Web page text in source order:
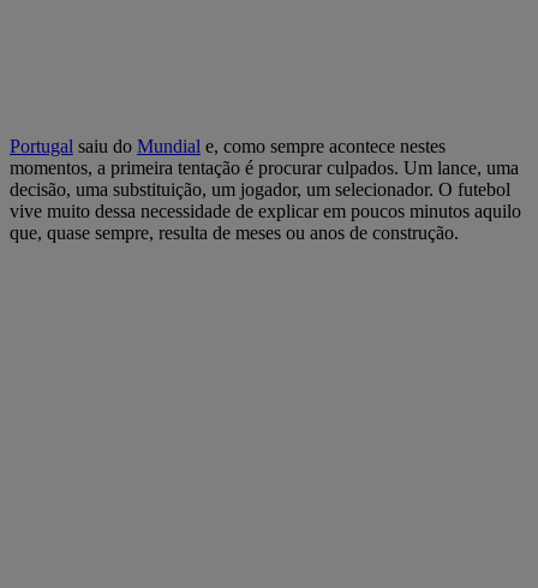
Portugal saiu do Mundial e, como sempre acontece nestes
momentos, a primeira tentação é procurar culpados. Um lance, uma
decisão, uma substituição, um jogador, um selecionador. O futebol
vive muito dessa necessidade de explicar em poucos minutos aquilo
que, quase sempre, resulta de meses ou anos de construção.